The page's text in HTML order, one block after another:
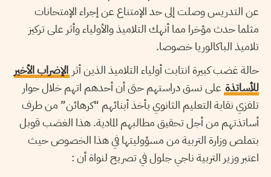
عن التدريس وصلت إلى حد الإمتناع عن إجراء الإمتحانات
مثلما حدث مؤخرا مما أنهك التلاميذ والأولياء وأثر على تركيز
تلاميذ الباكالوريا خصوصا.
حالة غضب كبيرة انتابت أولياء التلاميذ الذين أثر الإضراب الأخير
للأساتذة على نسق دراستهم حتى أن أحدهم اتهم خلال حوار
تلفزي نقابة التعليم الثانوي بأخذ أبنائهم “كرهائن” من طرف
أساتذتهم من أجل تحقيق مطالبهم المادية. هذا الغضب قوبل
بتملص وزارة التربية من مسؤوليتها في هذا الخصوص حيث
اعتبر وزير التربية ناجي جلول في تصريح لنواة أن :